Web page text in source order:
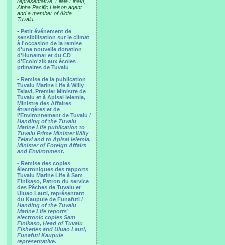
Alpha Pacific Liaison agent
and a member of Alofa
Tuvalu..
- Petit événement de
sensibilisation sur le climat
à l'occasion de la remise
d'une nouvelle donation
d'Hunamar et du CD
d'Ecolo'zik aux écoles
primaires de Tuvalu
- Remise de la publication
Tuvalu Marine Life à Willy
Telavi, Premier Ministre de
Tuvalu et à Apisai Ielemia,
Ministre des Affaires
étrangères et de
l'Environnement de Tuvalu /
Handing of the Tuvalu
Marine Life publication to
Tuvalu Prime Minister Willy
Telavi and to Apisai Ielemia,
Minister of Foreign Affairs
and Environment.
- Remise des copies
électroniques des rapports
Tuvalu Marine Life à Sam
Finikaso, Patron du service
des Pêches de Tuvalu et
Uluao Lauti, représentant
du Kaupule de Funafuti /
Handing of the Tuvalu
Marine Life reports’
electronic copies Sam
Finikaso, Head of Tuvalu
Fisheries and Uluao Lauti,
Funafuti Kaupule
representative.